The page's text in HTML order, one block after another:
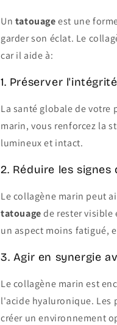
Un tatouageest une
garder son éclat. Le
car il aide à:
1. Préserver
La santé globale de
marin, vous renforcez la
lumineux et intact.
2. Réduire les
Le collagène marin peut
tatouagede rester visible
un aspect moins fatigué,
3. Agir en synergie
Le collagène marin est
l'acide hyaluronique.
créer un environnement